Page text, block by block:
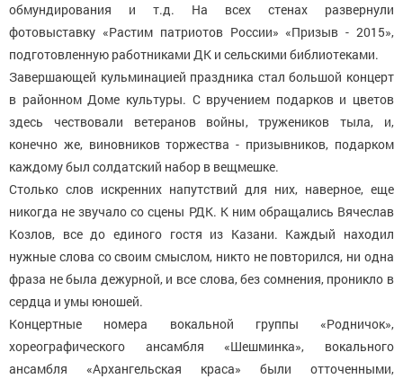
обмундирования и т.д. На всех стенах развернули
фотовыставку «Растим патриотов России» «Призыв - 2015»,
подготовленную работниками ДК и сельскими библиотеками.
Завершающей кульминацией праздника стал большой концерт
в районном Доме культуры. С вручением подарков и цветов
здесь чествовали ветеранов войны, тружеников тыла, и,
конечно же, виновников торжества - призывников, подарком
каждому был солдатский набор в вещмешке.
Столько слов искренних напутствий для них, наверное, еще
никогда не звучало со сцены РДК. К ним обращались Вячеслав
Козлов, все до единого гостя из Казани. Каждый находил
нужные слова со своим смыслом, никто не повторился, ни одна
фраза не была дежурной, и все слова, без сомнения, проникло в
сердца и умы юношей.
Концертные номера вокальной группы «Родничок»,
хореографического ансамбля «Шешминка», вокального
ансамбля «Архангельская краса» были отточенными,